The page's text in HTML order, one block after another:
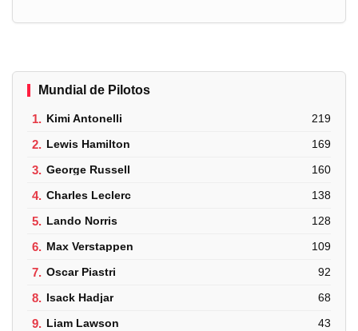
Mundial de Pilotos
1. Kimi Antonelli 219
2. Lewis Hamilton 169
3. George Russell 160
4. Charles Leclerc 138
5. Lando Norris 128
6. Max Verstappen 109
7. Oscar Piastri 92
8. Isack Hadjar 68
9. Liam Lawson 43